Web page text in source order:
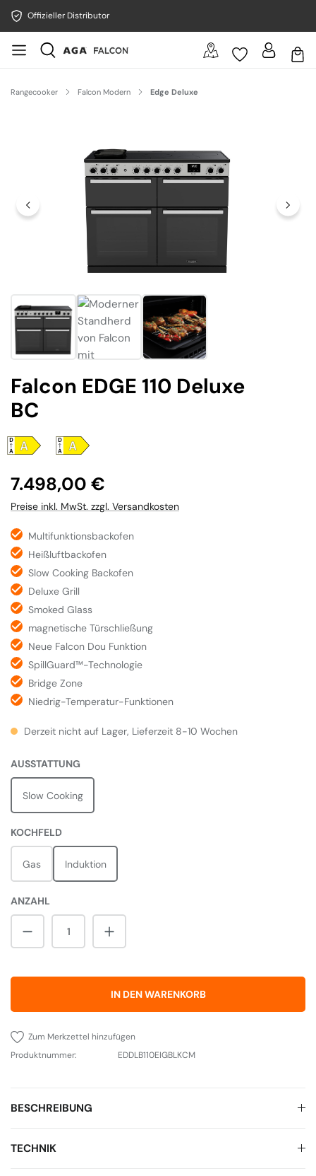
Offizieller Distributor
Rangecooker Falcon Modern Edge Deluxe
Falcon EDGE 110 Deluxe
BC
Regulärer Preis:
7.498,00 €
Preise inkl. MwSt. zzgl. Versandkosten
Multifunktionsbackofen
Heißluftbackofen
Slow Cooking Backofen
Deluxe Grill
Smoked Glass
magnetische Türschließung
Neue Falcon Dou Funktion
SpillGuard™-Technologie
Bridge Zone
Niedrig-Temperatur-Funktionen
Derzeit nicht auf Lager, Lieferzeit 8-10 Wochen
AUSSTATTUNG
Slow Cooking
KOCHFELDAUSWÄHLEN
Gas Induktion
ANZAHL
Produkt Anzahl: Gib den gewünschten
IN DEN WARENKORB
Zum Merkzettel hinzufügen
Produktnummer:
EDDLB110EIGBLKCM
BESCHREIBUNG
TECHNIK